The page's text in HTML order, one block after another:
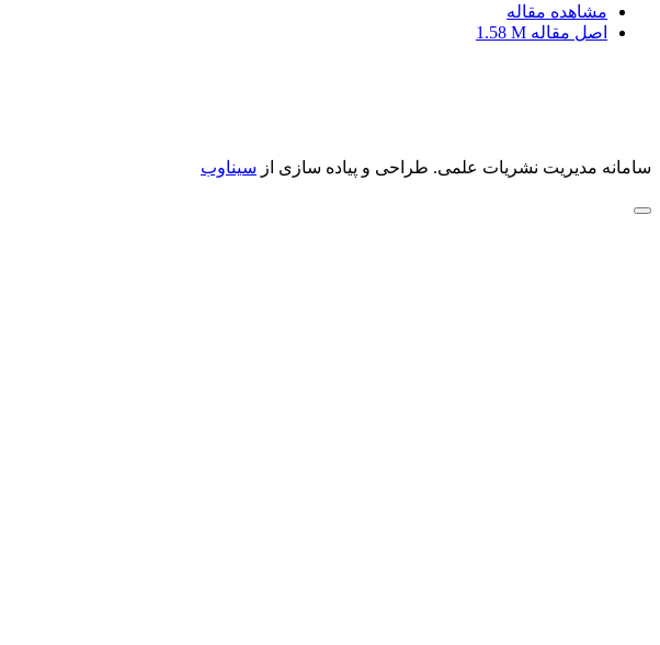
مشاهده مقاله
اصل مقاله 1.58 M
سامانه مدیریت نشریات علمی. طراحی و پیاده سازی از سیناوب